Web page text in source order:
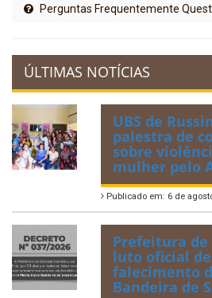
Perguntas Frequentemente
ÚLTIMAS NOTÍCIAS
UBS de
palestra de
sobre
mulher pelo
Publicado em: 6 de
Prefeitura de
luto oficial
falecimento
Bandeira de